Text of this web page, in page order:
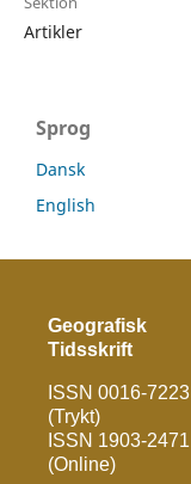
Artikler
Sprog
Dansk
English
Geografisk
Tidsskrift
ISSN 0016-7223
(Trykt)
ISSN 1903-2471
(Online)